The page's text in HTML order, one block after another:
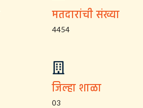
मतदारांची संख्या
4454
जिल्हा शाळा
03